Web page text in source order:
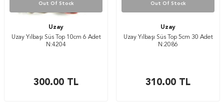
Out Of Stock
Uzay
Uzay Yılbaşı Süs Top 10cm 6 Adet
N:4204
300.00 TL
Out Of Stock
Uzay
Uzay Yılbaşı Süs Top 5cm 30 Adet
N:2086
310.00 TL